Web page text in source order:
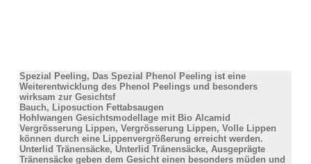
Spezial Peeling, Das Spezial Phenol Peeling ist eine
Weiterentwicklung des Phenol Peelings und besonders
wirksam zur Gesichtsf
Bauch, Liposuction Fettabsaugen
Hohlwangen Gesichtsmodellage mit Bio Alcamid
Vergrösserung Lippen, Vergrösserung Lippen, Volle Lippen
können durch eine Lippenvergrößerung erreicht werden.
Unterlid Tränensäcke, Unterlid Tränensäcke, Ausgeprägte
Tränensäcke geben dem Gesicht einen besonders müden und